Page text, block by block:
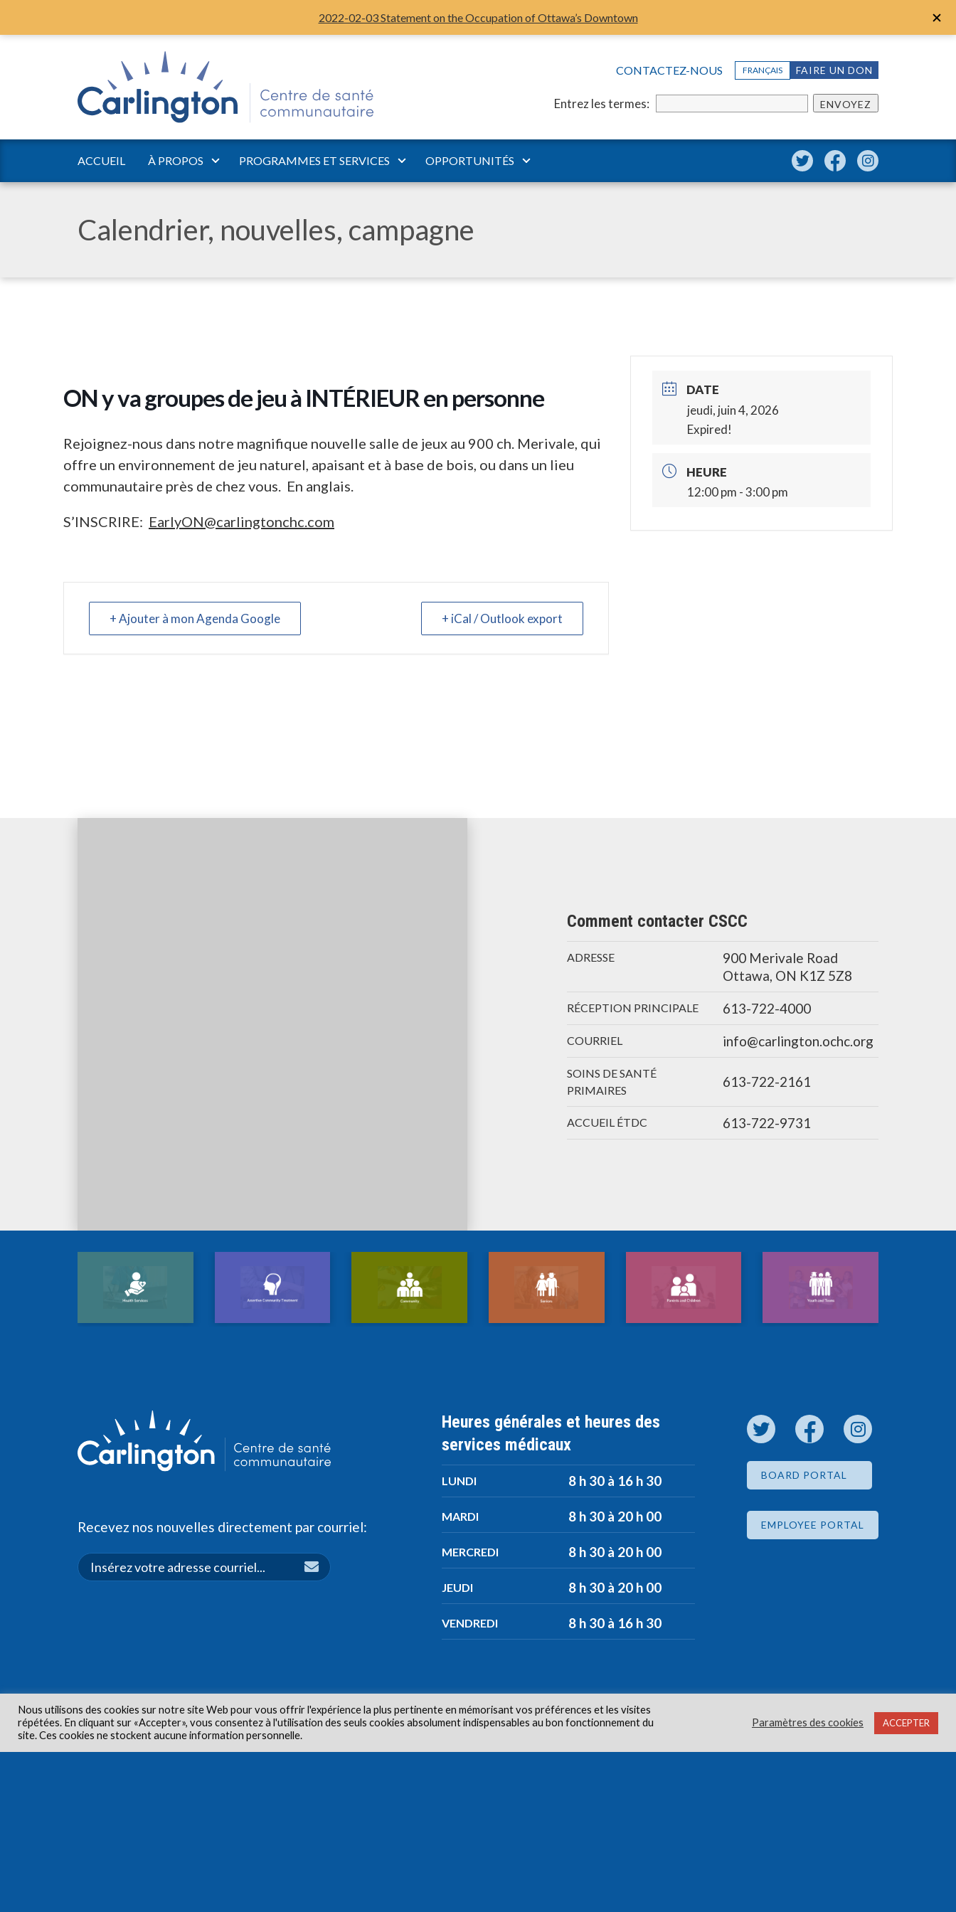
2022-02-03 Statement on the Occupation of Ottawa’s Downtown
CONTACTEZ-NOUS FRANÇAIS FAIRE UN DON
Entrez les termes: ENVOYEZ
ACCUEIL À PROPOS PROGRAMMES ET SERVICES OPPORTUNITÉS
Calendrier, nouvelles, campagne
ON y va groupes de jeu à INTÉRIEUR en personne
Rejoignez-nous dans notre magnifique nouvelle salle de jeux au 900 ch. Merivale, qui
offre un environnement de jeu naturel, apaisant et à base de bois, ou dans un lieu
communautaire près de chez vous. En anglais.
S’INSCRIRE: EarlyON@carlingtonchc.com
+ Ajouter à mon Agenda Google + iCal / Outlook export
DATE
jeudi, juin 4, 2026
Expired!
HEURE
12:00 pm - 3:00 pm
Comment contacter CSCC
ADRESSE
900 Merivale Road
Ottawa, ON K1Z 5Z8
RÉCEPTION PRINCIPALE 613-722-4000
COURRIEL info@carlington.ochc.org
SOINS DE SANTÉ
PRIMAIRES
613-722-2161
ACCUEIL ÉTDC 613-722-9731
Recevez nos nouvelles directement par courriel:
Heures générales et heures des
services médicaux
LUNDI 8 h 30 à 16 h 30
MARDI 8 h 30 à 20 h 00
MERCREDI 8 h 30 à 20 h 00
JEUDI 8 h 30 à 20 h 00
VENDREDI 8 h 30 à 16 h 30
BOARD PORTAL
EMPLOYEE PORTAL
Droits d'auteur © 2026 Centre de santé communautaire Carlington. Tous droits réservés.
Nous utilisons des cookies sur notre site Web pour vous offrir l'expérience la plus pertinente en mémorisant vos préférences et les visites
répétées. En cliquant sur «Accepter», vous consentez à l'utilisation des seuls cookies absolument indispensables au bon fonctionnement du
site. Ces cookies ne stockent aucune information personnelle.
Paramètres des cookies ACCEPTER